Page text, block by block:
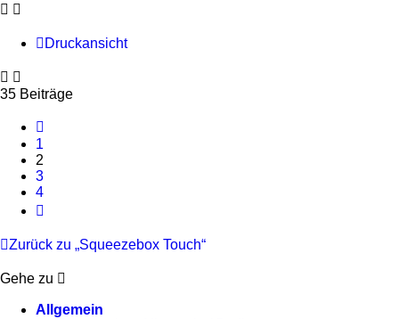
Druckansicht
35 Beiträge
1
2
3
4
Zurück zu „Squeezebox Touch“
Gehe zu
Allgemein